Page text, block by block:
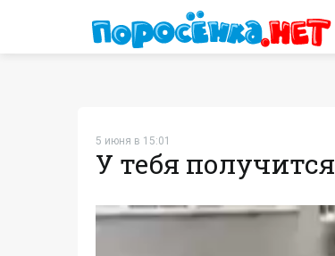
5 июня в 15:01
У тебя получится